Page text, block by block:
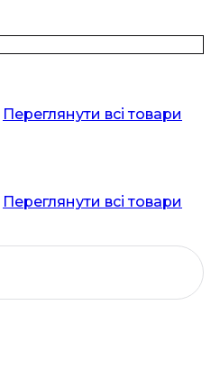
Переглянути всі товари
Переглянути всі товари